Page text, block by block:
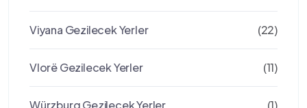
Viyana Gezilecek Yerler (22)
Vlorë Gezilecek Yerler (11)
Würzburg Gezilecek Yerler (1)